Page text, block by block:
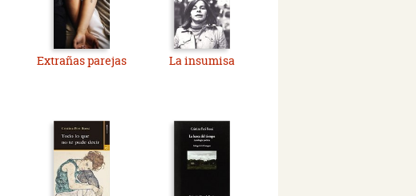
Extrañas parejas La insumisa